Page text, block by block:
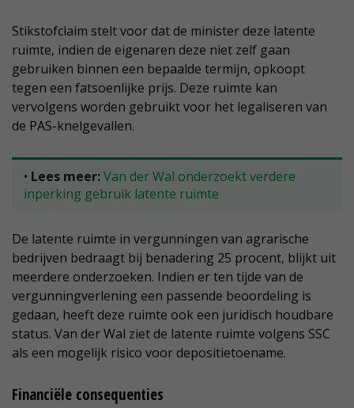
Stikstofclaim stelt voor dat de minister deze latente
ruimte, indien de eigenaren deze niet zelf gaan
gebruiken binnen een bepaalde termijn, opkoopt
tegen een fatsoenlijke prijs. Deze ruimte kan
vervolgens worden gebruikt voor het legaliseren van
de PAS-knelgevallen.
• Lees meer:Van der Wal onderzoekt verdere
inperking gebruik latente ruimte
De latente ruimte in vergunningen van agrarische
bedrijven bedraagt bij benadering 25 procent, blijkt uit
meerdere onderzoeken. Indien er ten tijde van de
vergunningverlening een passende beoordeling is
gedaan, heeft deze ruimte ook een juridisch houdbare
status. Van der Wal ziet de latente ruimte volgens SSC
als een mogelijk risico voor depositietoename.
Financiële consequenties